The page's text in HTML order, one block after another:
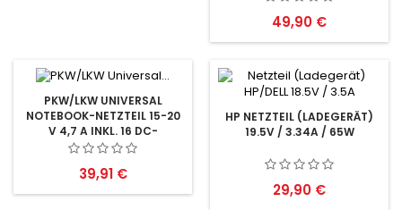
Preis
49,90 €
PKW/LKW UNIVERSAL
NOTEBOOK-NETZTEIL 15-20
V 4,7 A INKL. 16 DC-
ADAPTERN
Preis
39,91 €
HP NETZTEIL (LADEGERÄT)
19.5V / 3.34A / 65W
Preis
29,90 €